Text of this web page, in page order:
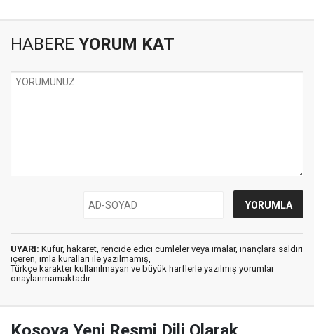
HABERE YORUM KAT
UYARI: Küfür, hakaret, rencide edici cümleler veya imalar, inançlara saldırı
içeren, imla kuralları ile yazılmamış,
Türkçe karakter kullanılmayan ve büyük harflerle yazılmış yorumlar
onaylanmamaktadır.